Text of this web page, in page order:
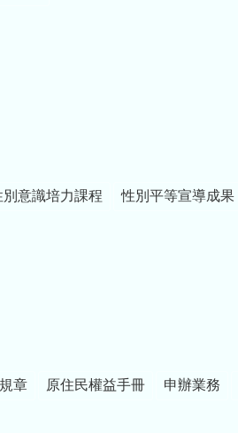
別意識培力課程 性別平等宣導成果
章 原住民權益手冊 申辦業務